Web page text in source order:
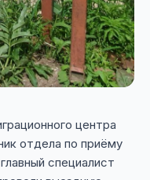
центра
отдела по приёму
специалист